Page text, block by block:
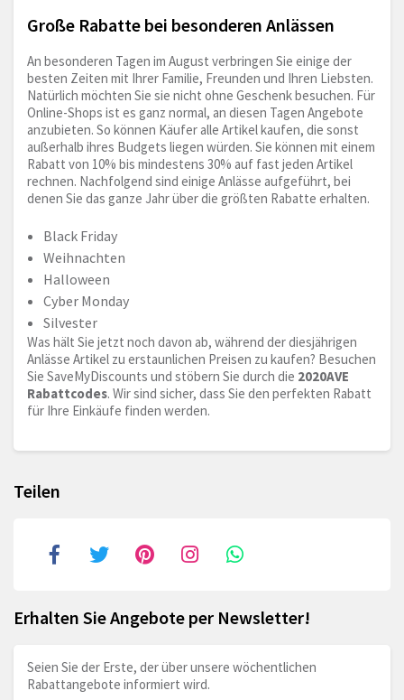
Große Rabatte bei besonderen Anlässen
An besonderen Tagen im August verbringen Sie einige der
besten Zeiten mit Ihrer Familie, Freunden und Ihren Liebsten.
Natürlich möchten Sie sie nicht ohne Geschenk besuchen. Für
Online-Shops ist es ganz normal, an diesen Tagen Angebote
anzubieten. So können Käufer alle Artikel kaufen, die sonst
außerhalb ihres Budgets liegen würden. Sie können mit einem
Rabatt von 10% bis mindestens 30% auf fast jeden Artikel
rechnen. Nachfolgend sind einige Anlässe aufgeführt, bei
denen Sie das ganze Jahr über die größten Rabatte erhalten.
Black Friday
Weihnachten
Halloween
Cyber Monday
Silvester
Was hält Sie jetzt noch davon ab, während der diesjährigen
Anlässe Artikel zu erstaunlichen Preisen zu kaufen? Besuchen
Sie SaveMyDiscounts und stöbern Sie durch die 2020AVE
Rabattcodes. Wir sind sicher, dass Sie den perfekten Rabatt
für Ihre Einkäufe finden werden.
Teilen
Erhalten Sie Angebote per Newsletter!
Seien Sie der Erste, der über unsere wöchentlichen
Rabattangebote informiert wird.